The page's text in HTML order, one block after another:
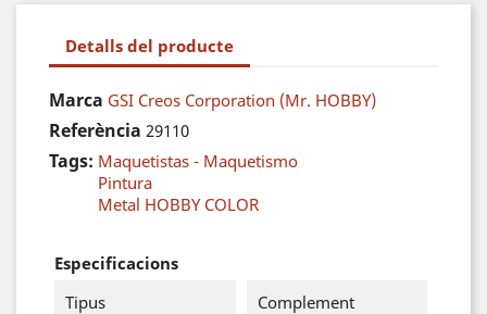
Detalls del producte
Marca GSI Creos Corporation (Mr. HOBBY)
Referència 29110
Tags: Maquetistas - Maquetismo
Pintura
Metal HOBBY COLOR
Especificacions
Tipus
Complement